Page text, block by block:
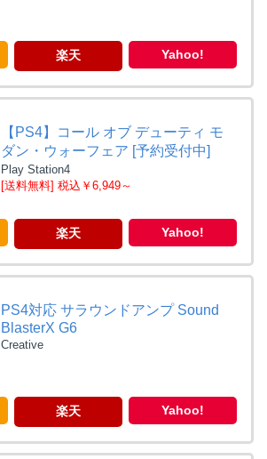
楽天 Yahoo!
【PS4】コール オブ デューティ モ
ダン・ウォーフェア [予約受付中]
Play Station4
[送料無料] 税込￥6,949～
楽天 Yahoo!
PS4対応 サラウンドアンプ Sound
BlasterX G6
Creative
楽天 Yahoo!